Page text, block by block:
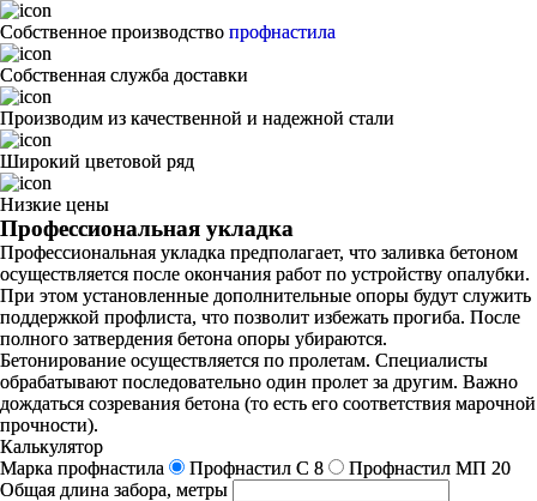
Собственное производство профнастила
Собственная служба доставки
Производим из качественной и надежной стали
Широкий цветовой ряд
Низкие цены
Профессиональная укладка
Профессиональная укладка предполагает, что заливка бетоном
осуществляется после окончания работ по устройству опалубки.
При этом установленные дополнительные опоры будут служить
поддержкой профлиста, что позволит избежать прогиба. После
полного затвердения бетона опоры убираются.
Бетонирование осуществляется по пролетам. Специалисты
обрабатывают последовательно один пролет за другим. Важно
дождаться созревания бетона (то есть его соответствия марочной
прочности).
Калькулятор
Марка профнастила
Профнастил C 8
Профнастил МП 20
Общая длина забора, метры